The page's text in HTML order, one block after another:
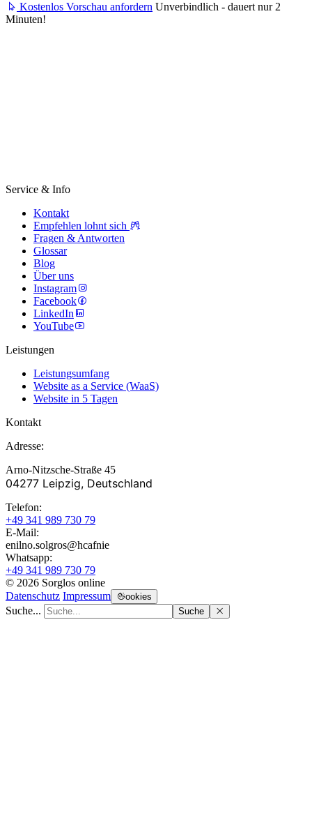
Kostenlos Vorschau anfordern Unverbindlich - dauert nur 2
Minuten!
Service & Info
Kontakt
Empfehlen lohnt sich
Fragen & Antworten
Glossar
Blog
Über uns
Instagram
Facebook
LinkedIn
YouTube
Leistungen
Leistungsumfang
Website as a Service (WaaS)
Website in 5 Tagen
Kontakt
Adresse:
Arno-Nitzsche-Straße 45
04277 Leipzig, Deutschland
Telefon:
+49 341 989 730 79
E-Mail:
enilno.solgros@hcafnie
Whatsapp:
+49 341 989 730 79
© 2026 Sorglos online
Datenschutz Impressum ookies
Suche... Suche